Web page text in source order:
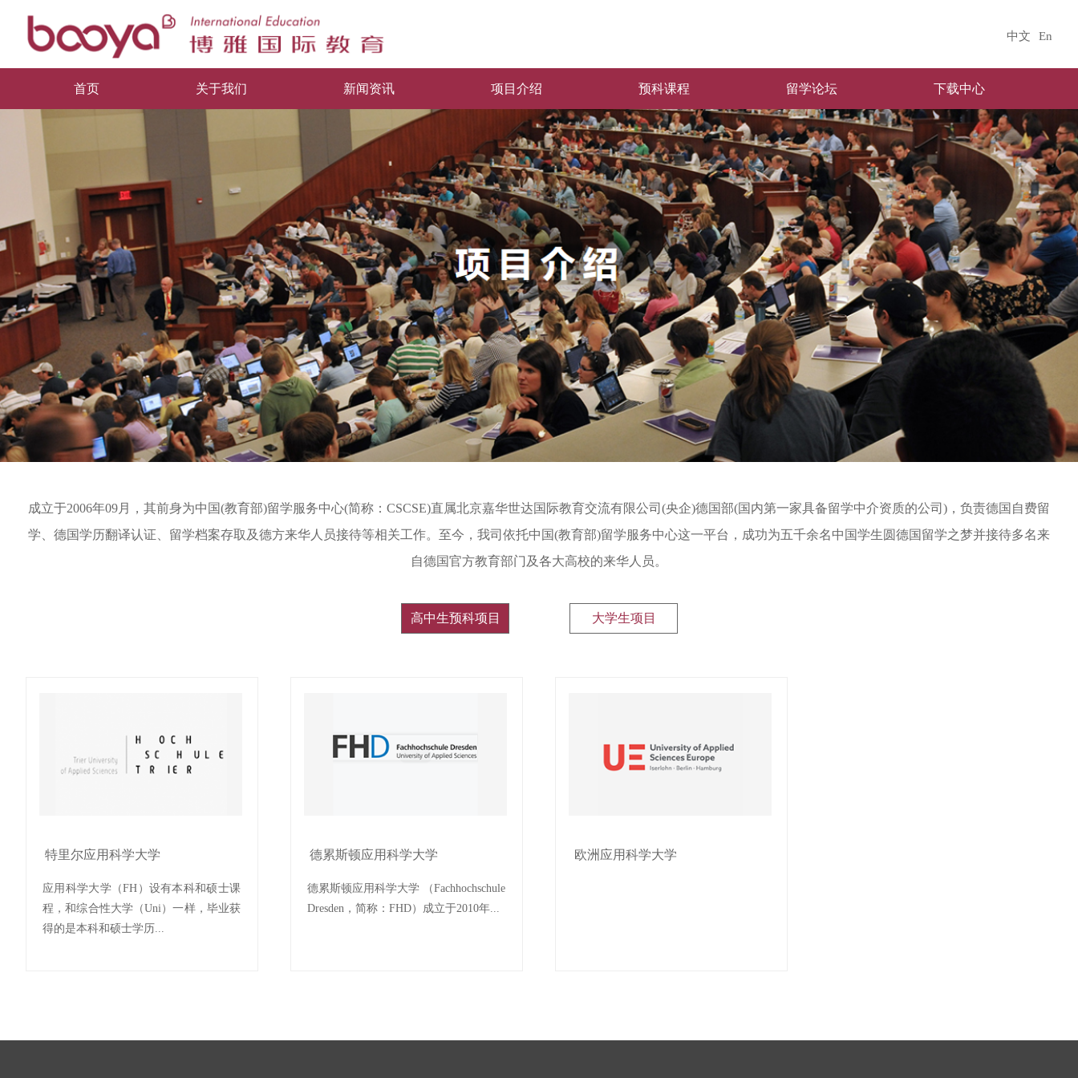
中文 En
首页 关于我们 新闻资讯 项目介绍 预科课程 留学论坛 下载中心
高中生预科项目 大学生项目
成立于2006年09月，其前身为中国(教育部)留学服务中心(简称：CSCSE)直属北京嘉华世达国际教育交流有限公司(央企)德国部(国内第一家具备留学中介资质的公司)，负责德国自费留
学、德国学历翻译认证、留学档案存取及德方来华人员接待等相关工作。至今，我司依托中国(教育部)留学服务中心这一平台，成功为五千余名中国学生圆德国留学之梦并接待多名来
自德国官方教育部门及各大高校的来华人员。
特里尔应用科学大学
应用科学大学（FH）设有本科和硕士课
程，和综合性大学（Uni）一样，毕业获
得的是本科和硕士学历...
德累斯顿应用科学大学
德累斯顿应用科学大学 （Fachhochschule
Dresden，简称：FHD）成立于2010年...
欧洲应用科学大学